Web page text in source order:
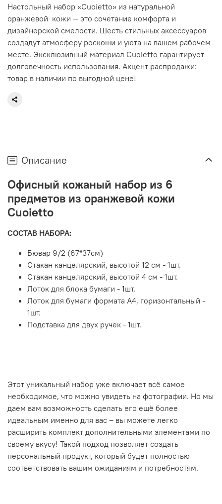
Настольный набор «Cuoietto» из натуральной
оранжевой кожи — это сочетание комфорта и
дизайнерской смелости. Шесть стильных аксессуаров
создадут атмосферу роскоши и уюта на вашем рабочем
месте. Эксклюзивный материал Cuoietto гарантирует
долговечность использования. Акцент распродажи:
товар в наличии по выгодной цене!
Описание
Офисный кожаный набор из 6
предметов из оранжевой кожи
Сuoietto
СОСТАВ НАБОРА:
Бювар 9/2 (67*37см)
Стакан канцелярский, высотой 12 см - 1шт.
Стакан канцелярский, высотой 4 см - 1шт.
Лоток для блока бумаги - 1шт.
Лоток для бумаги формата А4, горизонтальный -
1шт.
Подставка для двух ручек - 1шт.
Этот уникальный набор уже включает всё самое
необходимое, что можно увидеть на фотографии. Но мы
даем вам возможность сделать его ещё более
идеальным именно для вас – вы можете легко
расширить комплект дополнительными элементами по
своему вкусу! Такой подход позволяет создать
персональный продукт, который будет полностью
соответствовать вашим ожиданиям и потребностям.